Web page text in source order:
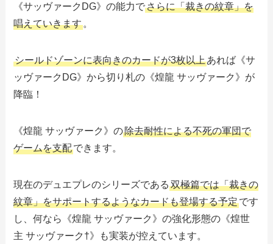
《サッヴァークDG》の能力でさらに「裁きの紋章」を
唱えていきます。
シールドゾーンに表向きのカードが3枚以上あれば《サ
ッヴァークDG》から切り札の《煌龍 サッヴァーク》が
降臨！
《煌龍 サッヴァーク》の除去耐性による不死の軍団で
ゲームを支配できます。
現在のデュエプレのシリーズである双極篇では「裁きの
紋章」をサポートするようなカードも登場する予定です
し、何なら《煌龍 サッヴァーク》の強化形態の《煌世
主 サッヴァーク†》も実装が控えています。